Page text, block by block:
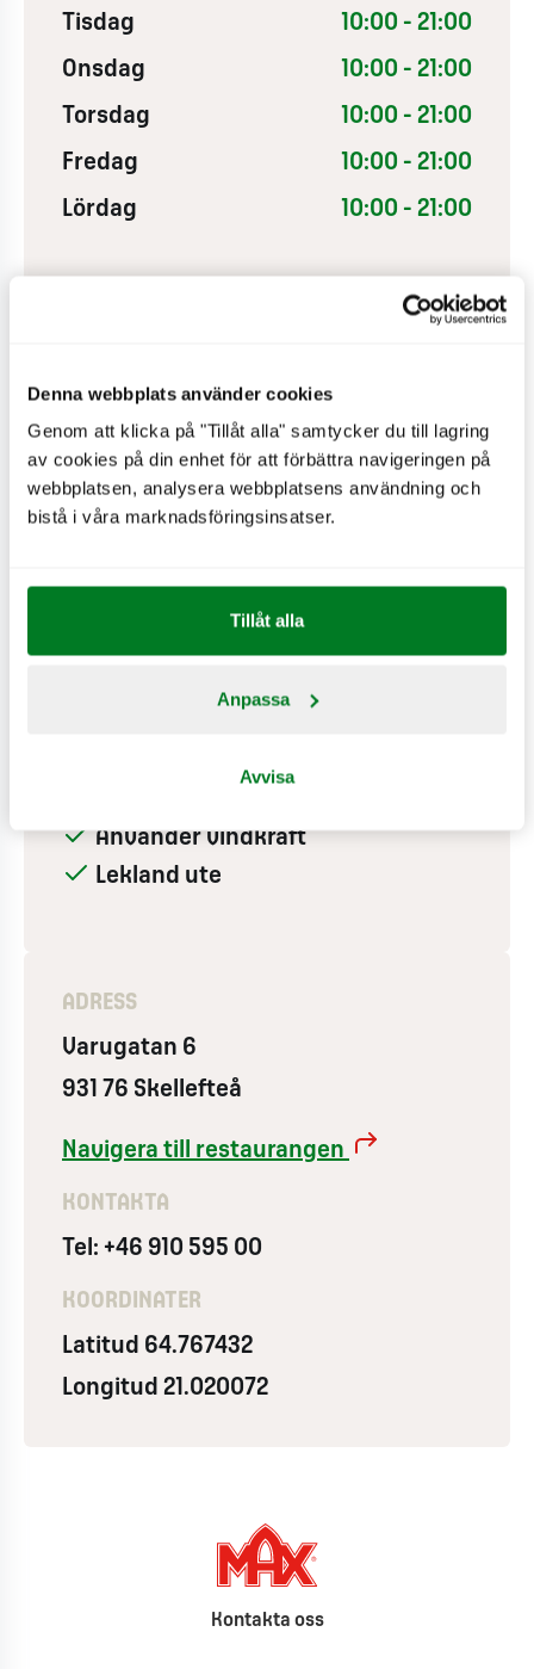
Denna webbplats använder cookies
Genom att klicka på "Tillåt alla" samtycker du till lagring
av cookies på din enhet för att förbättra navigeringen på
webbplatsen, analysera webbplatsens användning och
bistå i våra marknadsföringsinsatser.
Tillåt alla
Anpassa
Avvisa
Tisdag 10:00 - 21:00
Onsdag 10:00 - 21:00
Torsdag 10:00 - 21:00
Fredag 10:00 - 21:00
Lördag 10:00 - 21:00
Använder vindkraft
Lekland ute
ADRESS
Varugatan 6
931 76 Skellefteå
Navigera till restaurangen
KONTAKTA
Tel: +46 910 595 00
KOORDINATER
Latitud 64.767432
Longitud 21.020072
Kontakta oss